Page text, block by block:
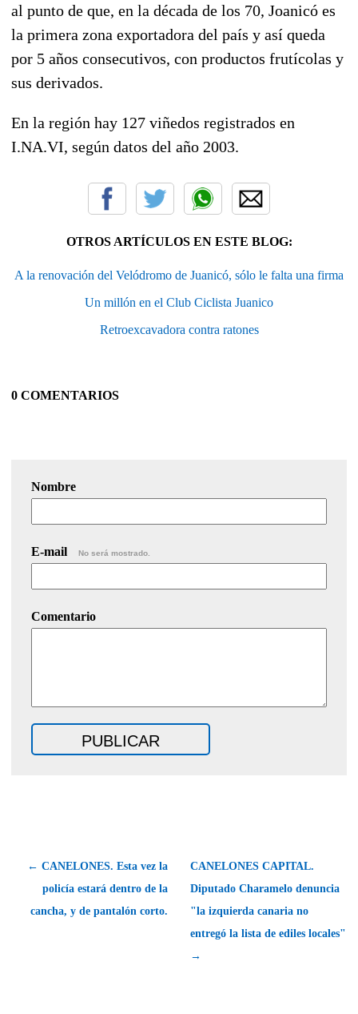
al punto de que, en la década de los 70, Joanicó es
la primera zona exportadora del país y así queda
por 5 años consecutivos, con productos frutícolas y
sus derivados.
En la región hay 127 viñedos registrados en
I.NA.VI, según datos del año 2003.
OTROS ARTÍCULOS EN ESTE BLOG:
A la renovación del Velódromo de Juanicó, sólo le falta una firma
Un millón en el Club Ciclista Juanico
Retroexcavadora contra ratones
0 COMENTARIOS
Nombre
E-mail No será mostrado.
Comentario
← CANELONES. Esta vez la
policía estará dentro de la
cancha, y de pantalón corto.
CANELONES CAPITAL.
Diputado Charamelo denuncia
"la izquierda canaria no
entregó la lista de ediles locales"
→